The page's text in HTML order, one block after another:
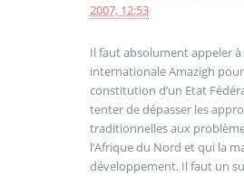
2007, 12:53
Il faut absolument appeler
internationale Amazigh
constitution d’un Etat
tenter de dépasser les
traditionnelles aux
l’Afrique du Nord et qui la
développement. Il faut un